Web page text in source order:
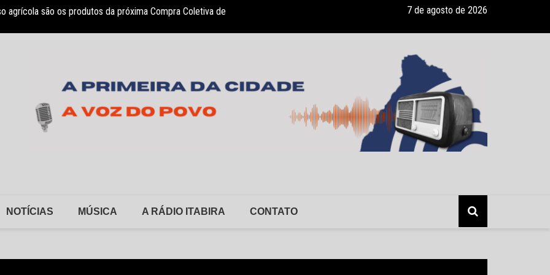
agrícola são os produtos da próxima Compra Coletiva de
Nosso Lar garante atendimento a crianças com TEA Monlevade recebe pocket-show gratuito “A Bela e a Fera” na 16ª “Diversão
7 de agosto de 2026
NOTÍCIAS MÚSICA A RÁDIO ITABIRA CONTATO